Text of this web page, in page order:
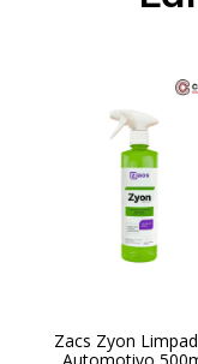
Zacs Zyon